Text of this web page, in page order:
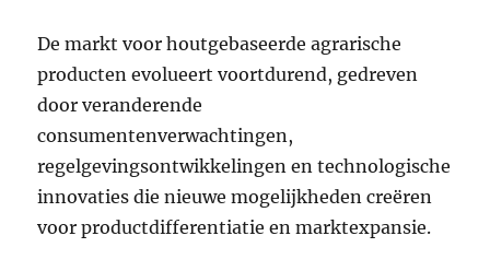
De markt voor houtgebaseerde agrarische
producten evolueert voortdurend, gedreven
door veranderende
consumentenverwachtingen,
regelgevingsontwikkelingen en technologische
innovaties die nieuwe mogelijkheden creëren
voor productdifferentiatie en marktexpansie.